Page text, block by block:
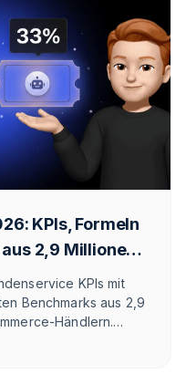
KPIs, Formeln
2,9 Millionen
KPIs mit
Benchmarks aus 2,9
Händlern.